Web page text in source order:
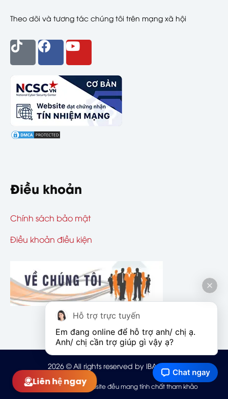
Theo dõi và tương tác chúng tôi trên mạng xã hội
Điều khoản
Chính sách bảo mật
Điều khoản điều kiện
2026 © All rights reserved by IBAOHIEM
Mọi thông tin trên website đều mang tính chất tham khảo
Liên hệ ngay
Hỗ trợ trực tuyến
Em đang online để hỗ trợ anh/ chị ạ.
Anh/ chị cần trợ giúp gì vậy ạ?